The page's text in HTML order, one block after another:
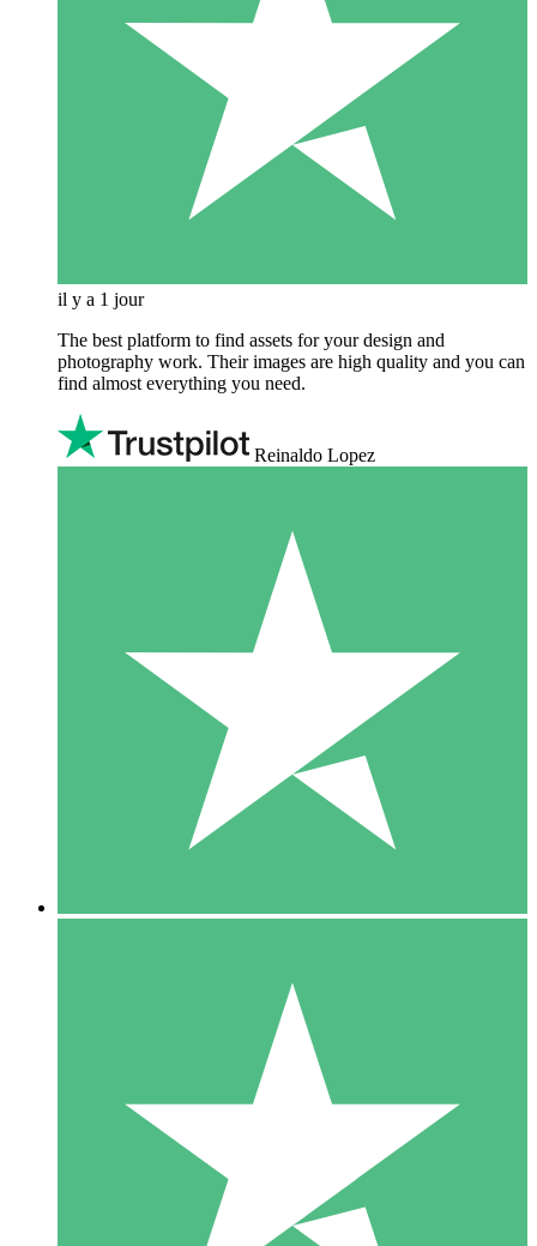
il y a 1 jour
The best platform to find assets for your design and
photography work. Their images are high quality and you can
find almost everything you need.
Reinaldo Lopez